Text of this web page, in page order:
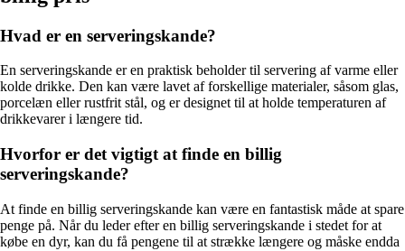
Hvad er en serveringskande?
En serveringskande er en praktisk beholder til servering af varme eller
kolde drikke. Den kan være lavet af forskellige materialer, såsom glas,
porcelæn eller rustfrit stål, og er designet til at holde temperaturen af
drikkevarer i længere tid.
Hvorfor er det vigtigt at finde en billig
serveringskande?
At finde en billig serveringskande kan være en fantastisk måde at spare
penge på. Når du leder efter en billig serveringskande i stedet for at
købe en dyr, kan du få pengene til at strække længere og måske endda